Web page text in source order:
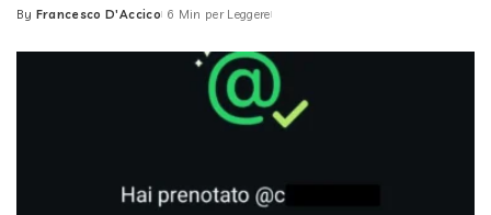
Posted
By Francesco D'Accico 6 Min per Leggere